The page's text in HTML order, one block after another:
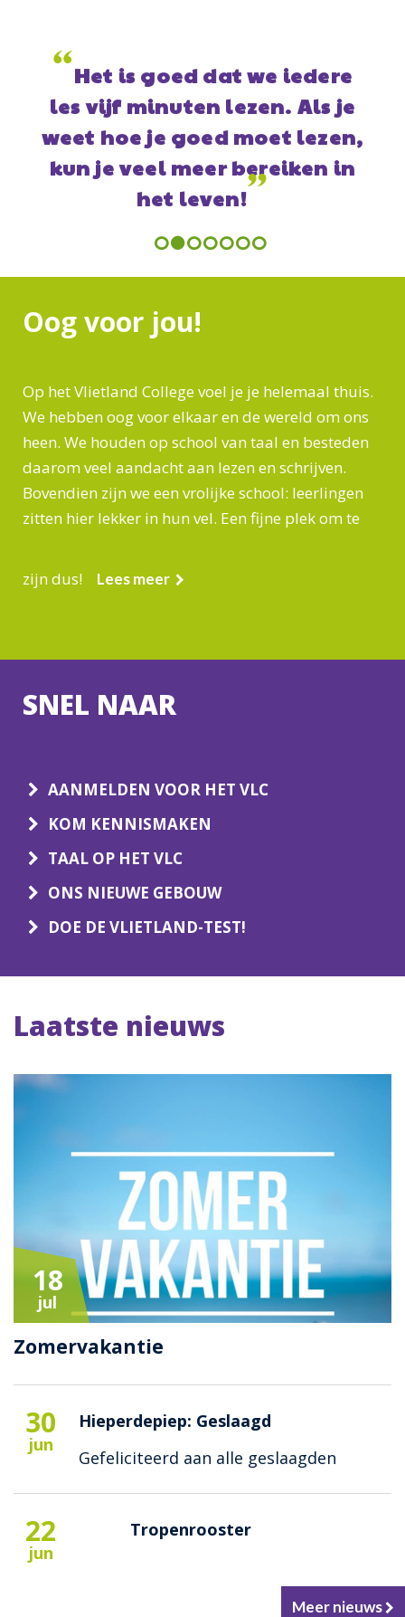
“Op het Vlietland College
heb ik mezelf gevonden!”
PreviousNext
Oog voor jou!
Op het Vlietland College voel je je helemaal thuis.
We hebben oog voor elkaar en de wereld om ons
heen. We houden op school van taal en besteden
daarom veel aandacht aan lezen en schrijven.
Bovendien zijn we een vrolijke school: leerlingen
zitten hier lekker in hun vel. Een fijne plek om te
zijn dus! Lees meer
SNEL NAAR
AANMELDEN VOOR HET VLC
KOM KENNISMAKEN
TAAL OP HET VLC
ONS NIEUWE GEBOUW
DOE DE VLIETLAND-TEST!
Laatste nieuws
18
jul
Zomervakantie
30
jun
Hieperdepiep: Geslaagd
Gefeliciteerd aan alle geslaagden
22
jun
Tropenrooster
Meer nieuws